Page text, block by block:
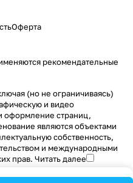
Оферта
рекомендательные
(но не ограничиваясь)
и видео
оформление страниц,
являются объектами
собственность,
и международными
прав. Читать далее